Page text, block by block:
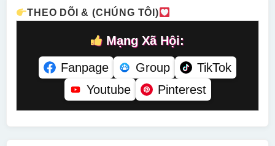
THEO DÕI & (CHÚNG TÔI)
Mạng Xã Hội:
Fanpage
Group
TikTok
Youtube
Pinterest